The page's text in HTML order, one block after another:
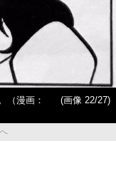
（漫画：
(画像 22/27)